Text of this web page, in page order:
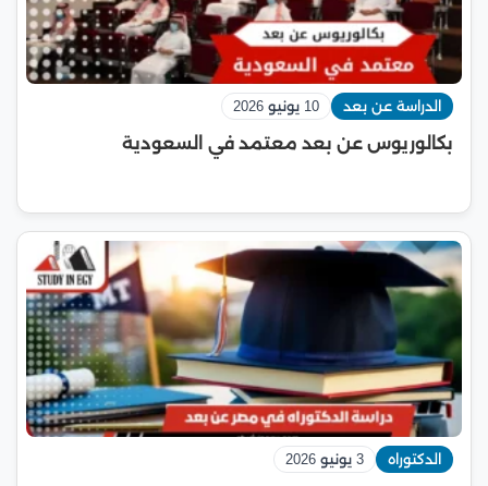
الدراسة عن بعد 10 يونيو 2026
بكالوريوس عن بعد معتمد في السعودية
الدكتوراه 3 يونيو 2026